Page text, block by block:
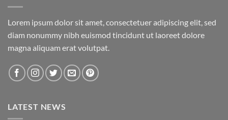
Lorem ipsum dolor sit amet, consectetuer adipiscing elit, sed
diam nonummy nibh euismod tincidunt ut laoreet dolore
magna aliquam erat volutpat.
LATEST NEWS